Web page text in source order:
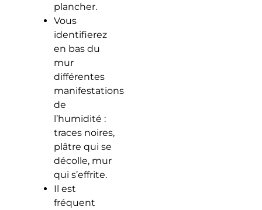
plancher.
Vous
identifierez
en bas du
mur
différentes
manifestations
de
l’humidité :
traces noires,
plâtre qui se
décolle, mur
qui s’effrite.
Il est
fréquent